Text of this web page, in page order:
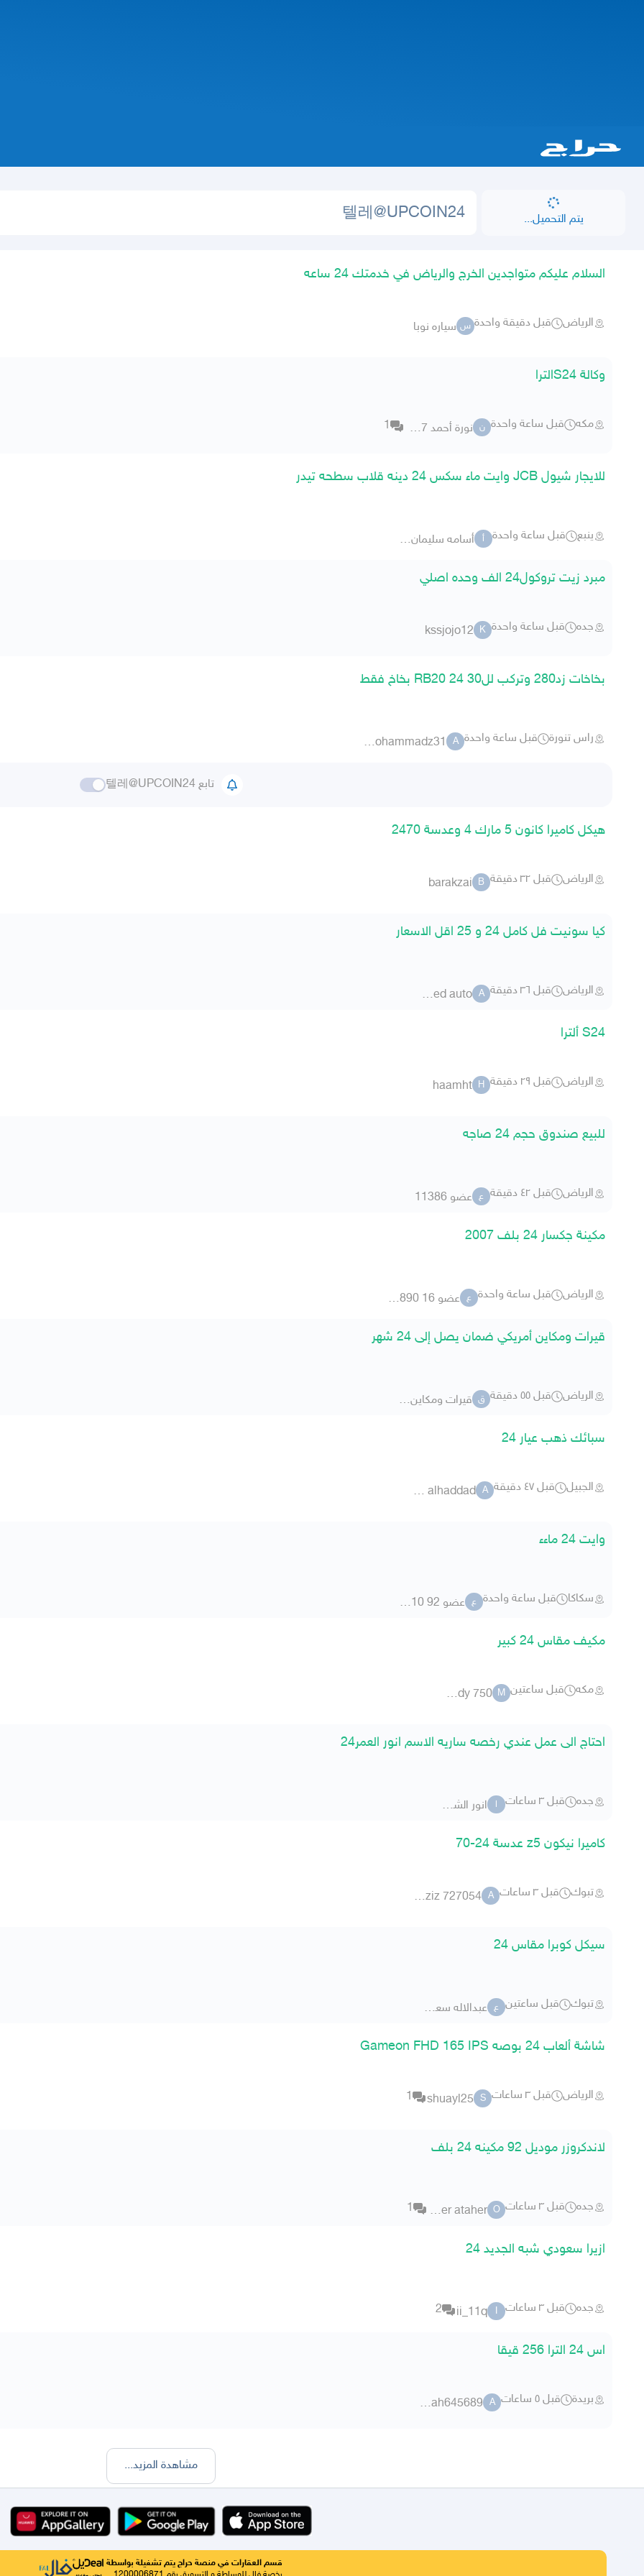
يتم التحميل...
السلام عليكم متواجدين الخرج والرياض في خدمتك 24 ساعه
الرياض قبل دقيقة واحدة س سياره نوبا
وكالة S24الترا
مكه قبل ساعة واحدة ن نورة أحمد 5777 1
للايجار شيول JCB وايت ماء سكس 24 دينه قلاب سطحه تيدر
ينبع قبل ساعة واحدة أ أسامه سليمان الحبيشي
مبرد زيت تروكول24 الف وحده اصلي
جده قبل ساعة واحدة K
kssjojo12
بخاخات زد280 وتركب للRB20 24 30 بخاخ فقط
راس تنورة قبل ساعة واحدة A
abu mohammadz31
تابع 텔레@UPCOIN24
هيكل كاميرا كانون 5 مارك 4 وعدسة 2470
الرياض قبل ٣٢ دقيقة B
barakzai
كيا سونيت فل كامل 24 و 25 اقل الاسعار
الرياض قبل ٣٦ دقيقة A
ahmed auto
S24 ألترا
الرياض قبل ٢٩ دقيقة H
haamht
للبيع صندوق حجم 24 صاجه
الرياض قبل ٤٢ دقيقة ع عضو 11386
مكينة جكسار 24 بلف 2007
الرياض قبل ساعة واحدة ع عضو 16 8538890
قيرات ومكاين أمريكي ضمان يصل إلى 24 شهر
الرياض قبل ٥٥ دقيقة ق قيرات ومكاين أمريكي
سبائك ذهب عيار 24
الجبيل قبل ٤٧ دقيقة A
alawi alhaddad
وايت 24 ماءء
سكاكا قبل ساعة واحدة ع عضو 92 89310
مكيف مقاس 24 كبير
مكه قبل ساعتين M
moody 750
احتاج الى عمل عندي رخصه ساريه الاسم انور العمر24
جده قبل ٣ ساعات ا انور الشعري
كاميرا نيكون z5 عدسة 24-70
تبوك قبل ٣ ساعات A
abdulaziz 727054
سيكل كوبرا مقاس 24
تبوك قبل ساعتين ع عبدالاله سعود البلوي
شاشة ألعاب 24 بوصه Gameon FHD 165 IPS
الرياض قبل ٣ ساعات S
shuayl25
1
لاندكروزر موديل 92 مكينه 24 بلف
جده قبل ٣ ساعات O
omer ataher
1
ازيرا سعودي شبه الجديد 24
جده قبل ٣ ساعات I
ii_11q
2
اس 24 الترا 256 قيقا
بريدة قبل ٥ ساعات A
abdullah645689
مشاهدة المزيد...
قسم العقارات في منصة حراج يتم تشغيلة بواسطة